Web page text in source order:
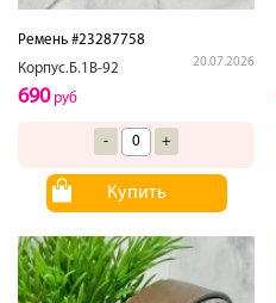
Ремень #23287758
Корпус.Б.1В-92
20.07.2026
690руб
- +
Купить